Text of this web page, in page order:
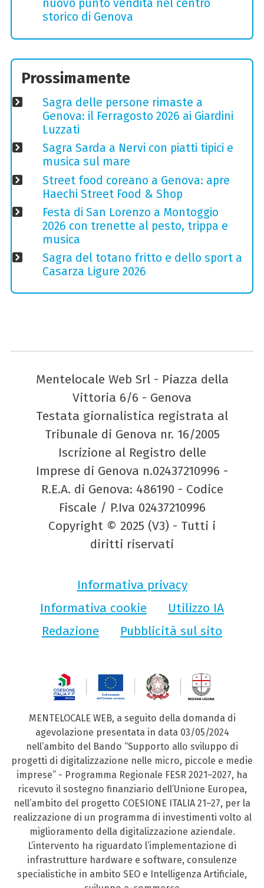
nuovo punto vendita nel centro
storico di Genova
Prossimamente
Sagra delle persone rimaste a
Genova: il Ferragosto 2026 ai Giardini
Luzzati
Sagra Sarda a Nervi con piatti tipici e
musica sul mare
Street food coreano a Genova: apre
Haechi Street Food & Shop
Festa di San Lorenzo a Montoggio
2026 con trenette al pesto, trippa e
musica
Sagra del totano fritto e dello sport a
Casarza Ligure 2026
Mentelocale Web Srl - Piazza della
Vittoria 6/6 - Genova
Testata giornalistica registrata al
Tribunale di Genova nr. 16/2005
Iscrizione al Registro delle
Imprese di Genova n.02437210996 -
R.E.A. di Genova: 486190 - Codice
Fiscale / P.Iva 02437210996
Copyright © 2025 (V3) - Tutti i
diritti riservati
Informativa privacy
Informativa cookie
Utilizzo IA
Redazione
Pubblicità sul sito
MENTELOCALE WEB, a seguito della domanda di
agevolazione presentata in data 03/05/2024
nell’ambito del Bando “Supporto allo sviluppo di
progetti di digitalizzazione nelle micro, piccole e medie
imprese” - Programma Regionale FESR 2021–2027, ha
ricevuto il sostegno finanziario dell’Unione Europea,
nell’ambito del progetto COESIONE ITALIA 21–27, per la
realizzazione di un programma di investimenti volto al
miglioramento della digitalizzazione aziendale.
L’intervento ha riguardato l’implementazione di
infrastrutture hardware e software, consulenze
specialistiche in ambito SEO e Intelligenza Artificiale,